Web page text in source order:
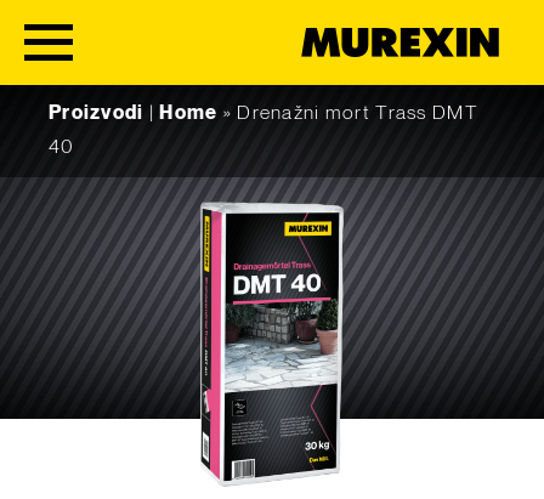
Proizvodi
Home » Drenažni mort Trass DMT
40